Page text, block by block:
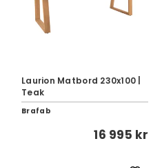
Laurion Matbord 230x100 |
Teak
Brafab
16 995 kr